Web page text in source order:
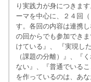
り実践力が身につきま
ーマを中心に、２４回
す。各回の内容は連携
の回からでも参加でき
けている』、 『実現し
（課題の分離）』、『
ない』、『普通でいる
を作っているのは、あ